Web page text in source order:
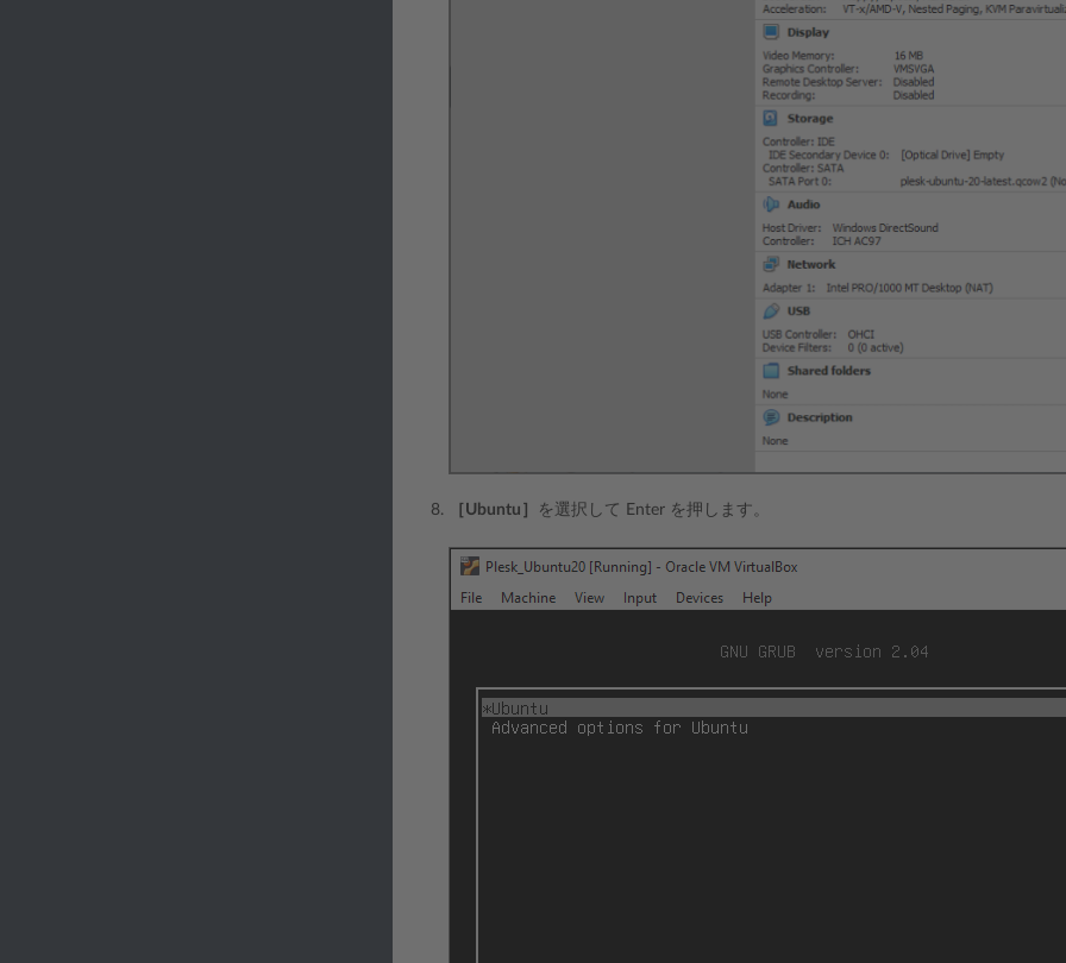
［Ubuntu］ を選択して Enter を押します。